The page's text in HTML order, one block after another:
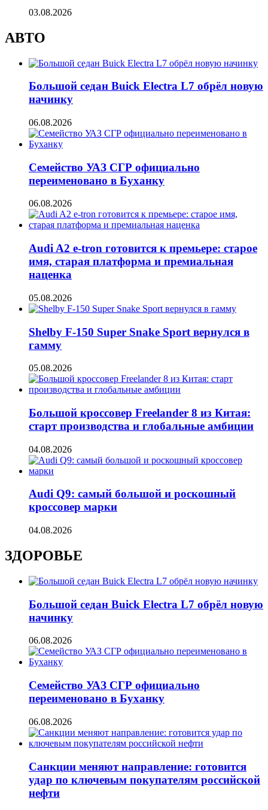
03.08.2026
АВТО
Большой седан Buick Electra L7 обрёл новую
начинку
06.08.2026
Семейство УАЗ СГР официально
переименовано в Буханку
06.08.2026
Audi A2 e-tron готовится к премьере: старое
имя, старая платформа и премиальная
наценка
05.08.2026
Shelby F-150 Super Snake Sport вернулся в
гамму
05.08.2026
Большой кроссовер Freelander 8 из Китая:
старт производства и глобальные амбиции
04.08.2026
Audi Q9: самый большой и роскошный
кроссовер марки
04.08.2026
ЗДОРОВЬЕ
Большой седан Buick Electra L7 обрёл новую
начинку
06.08.2026
Семейство УАЗ СГР официально
переименовано в Буханку
06.08.2026
Санкции меняют направление: готовится
удар по ключевым покупателям российской
нефти